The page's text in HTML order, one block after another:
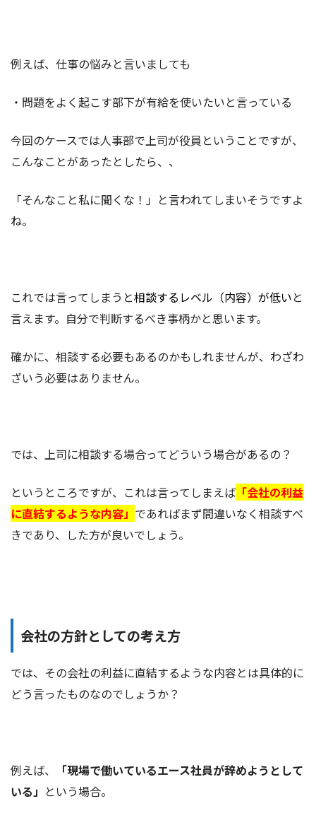
例えば、仕事の悩みと言いましても
・問題をよく起こす部下が有給を使いたいと言っている
今回のケースでは人事部で上司が役員ということですが、
こんなことがあったとしたら、、
「そんなこと私に聞くな！」と言われてしまいそうですよ
ね。
これでは言ってしまうと相談するレベル（内容）が低いと
言えます。自分で判断するべき事柄かと思います。
確かに、相談する必要もあるのかもしれませんが、わざわ
ざいう必要はありません。
では、上司に相談する場合ってどういう場合があるの？
というところですが、これは言ってしまえば 「会社の利益
に直結するような内容」 であればまず間違いなく相談すべ
きであり、した方が良いでしょう。
会社の方針としての考え方
では、その会社の利益に直結するような内容とは具体的に
どう言ったものなのでしょうか？
例えば、
「現場で働いているエース社員が辞めようとして
いる」 という場合。